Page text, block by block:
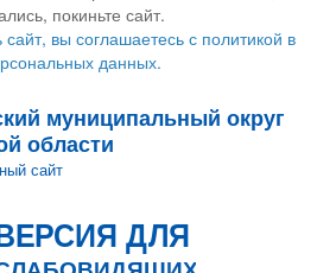
покиньте сайт.
вы соглашаетесь с политикой в
данных.